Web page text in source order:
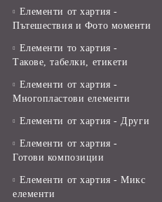
Елементи от хартия -
Пътешествия и Фото моменти
Елементи то хартия -
Такове, табелки, етикети
Елементи от хартия -
Многопластови елементи
Елементи от хартия - Други
Елементи от хартия -
Готови композиции
Елементи от хартия - Микс
елементи